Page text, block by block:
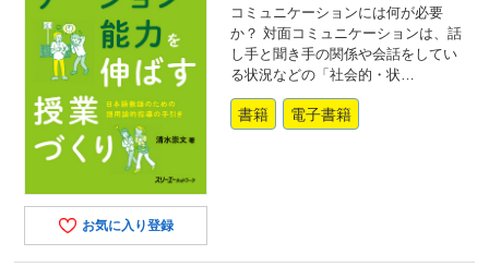
お気に入り登録
コミュニケーションには何が必要
か？ 対面コミュニケーションは、話
し手と聞き手の関係や会話をしてい
る状況などの「社会的・状…
書籍 電子書籍